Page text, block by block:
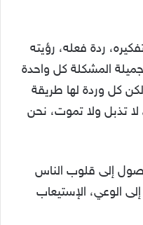
ردة فعله، رؤيته
المشكلة كل واحدة
كل وردة لها طريقة
لا تذبل ولا تموت، نحن
إلى قلوب الناس
الوعي، الإستيعاب